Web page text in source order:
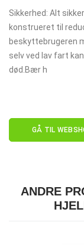
Sikkerhed: Alt
konstrueret til
beskyttebrugeren
selv ved lav fart
død.Bær h
GÅ TIL
ANDRE